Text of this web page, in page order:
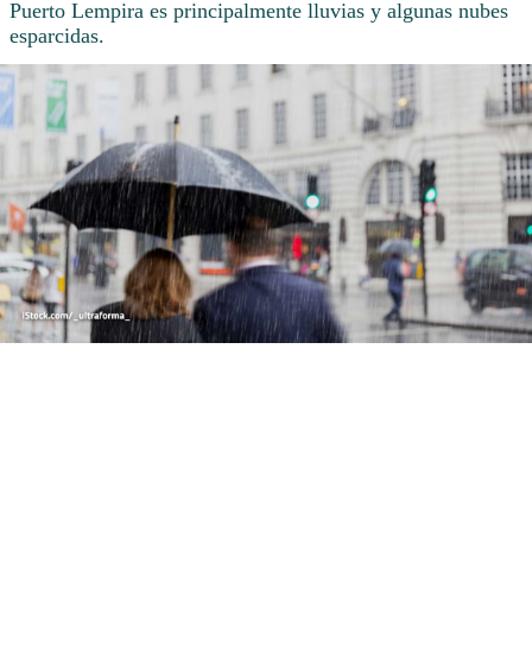
Puerto Lempira es principalmente lluvias y algunas nubes
esparcidas.